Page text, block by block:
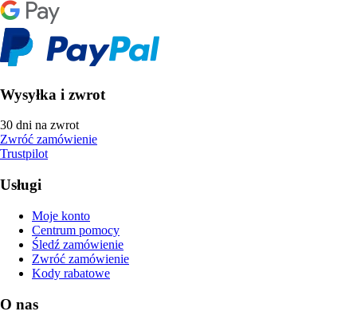
Wysyłka i zwrot
30 dni na zwrot
Zwróć zamówienie
Trustpilot
Usługi
Moje konto
Centrum pomocy
Śledź zamówienie
Zwróć zamówienie
Kody rabatowe
O nas